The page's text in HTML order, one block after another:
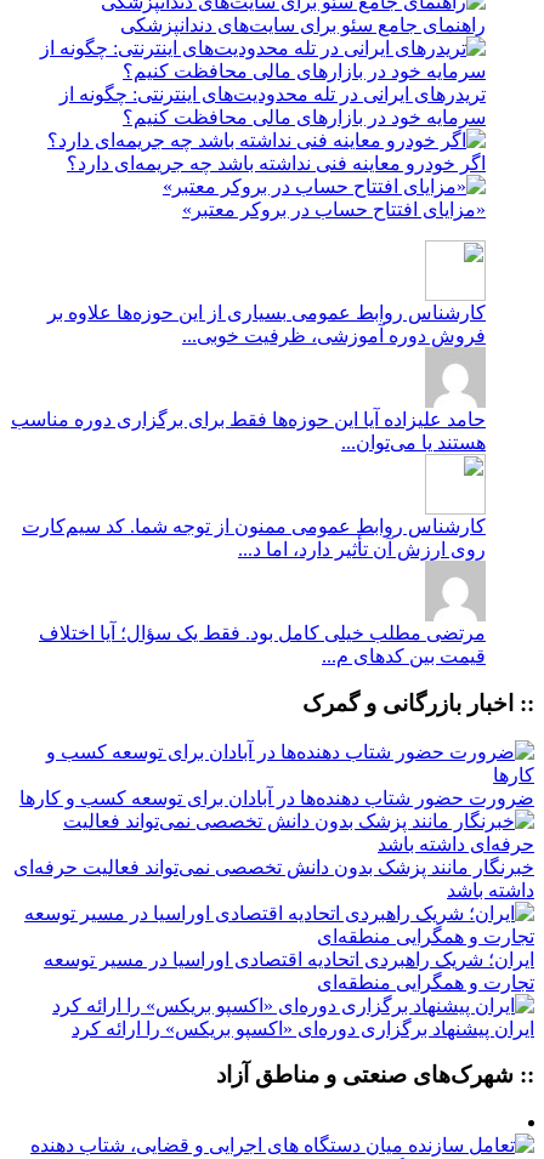
راهنمای جامع سئو برای سایت‌های دندانپزشکی
تریدرهای ایرانی در تله محدودیت‌های اینترنتی: چگونه از
سرمایه خود در بازارهای مالی محافظت کنیم؟
اگر خودرو معاینه فنی نداشته باشد چه جریمه‌ای دارد؟
«مزایای افتتاح حساب در بروکر معتبر»
کارشناس روابط عمومی بسیاری از این حوزه‌ها علاوه بر
فروش دوره آموزشی، ظرفیت خوبی...
حامد علیزاده آیا این حوزه‌ها فقط برای برگزاری دوره مناسب
هستند یا می‌توان...
کارشناس روابط عمومی ممنون از توجه شما. کد سیم‌کارت
روی ارزش آن تأثیر دارد، اما د...
مرتضی مطلب خیلی کامل بود. فقط یک سؤال؛ آیا اختلاف
قیمت بین کدهای م...
:: اخبار بازرگانی و گمرک
ضرورت حضور شتاب ‌دهنده‌ها در آبادان برای توسعه کسب‌ و کارها
خبرنگار مانند پزشک بدون دانش تخصصی نمی‌تواند فعالیت حرفه‌ای
داشته باشد
ایران؛ شریک راهبردی اتحادیه اقتصادی اوراسیا در مسیر توسعه
تجارت و همگرایی منطقه‌ای
ایران پیشنهاد برگزاری دوره‌ای «اکسپو بریکس» را ارائه کرد
:: شهرک‌های صنعتی و مناطق آزاد